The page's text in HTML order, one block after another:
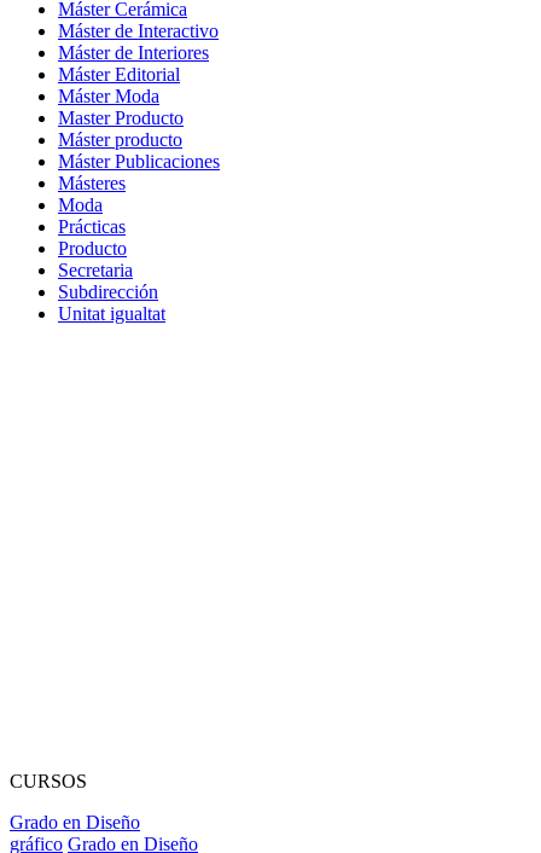
Máster Cerámica
Máster de Interactivo
Máster de Interiores
Máster Editorial
Máster Moda
Master Producto
Máster producto
Máster Publicaciones
Másteres
Moda
Prácticas
Producto
Secretaria
Subdirección
Unitat igualtat
CURSOS
Grado en Diseño
gráfico Grado en Diseño